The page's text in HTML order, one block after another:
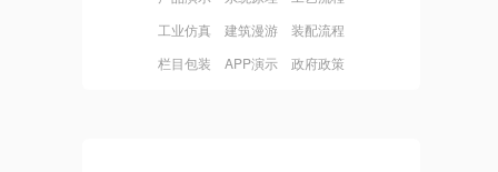
工业仿真 建筑漫游 装配流程
栏目包装 APP演示 政府政策